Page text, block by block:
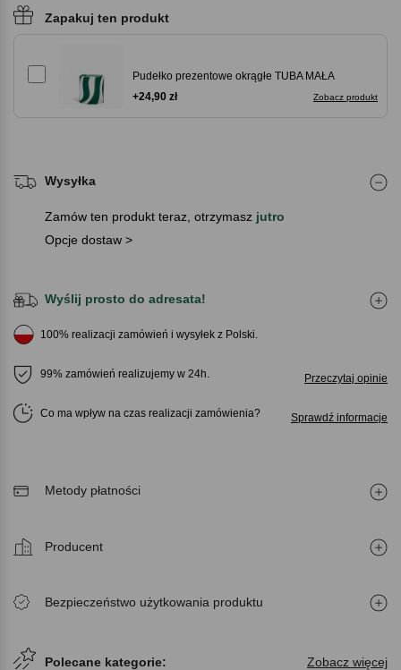
Zapakuj ten produkt
Pudełko prezentowe okrągłe TUBA MAŁA
Zobacz produkt
+24,90 zł
Wysyłka
Zamów ten produkt teraz, otrzymasz jutro
Opcje dostaw >
Wyślij prosto do adresata!
100% realizacji zamówień i wysyłek z Polski.
99% zamówień realizujemy w 24h. Przeczytaj opinie
Co ma wpływ na czas realizacji zamówienia Sprawdź informacje
Metody płatności
Producent
Bezpieczeństwo użytkowania produktu
Polecane kategorie: Zobacz więcej